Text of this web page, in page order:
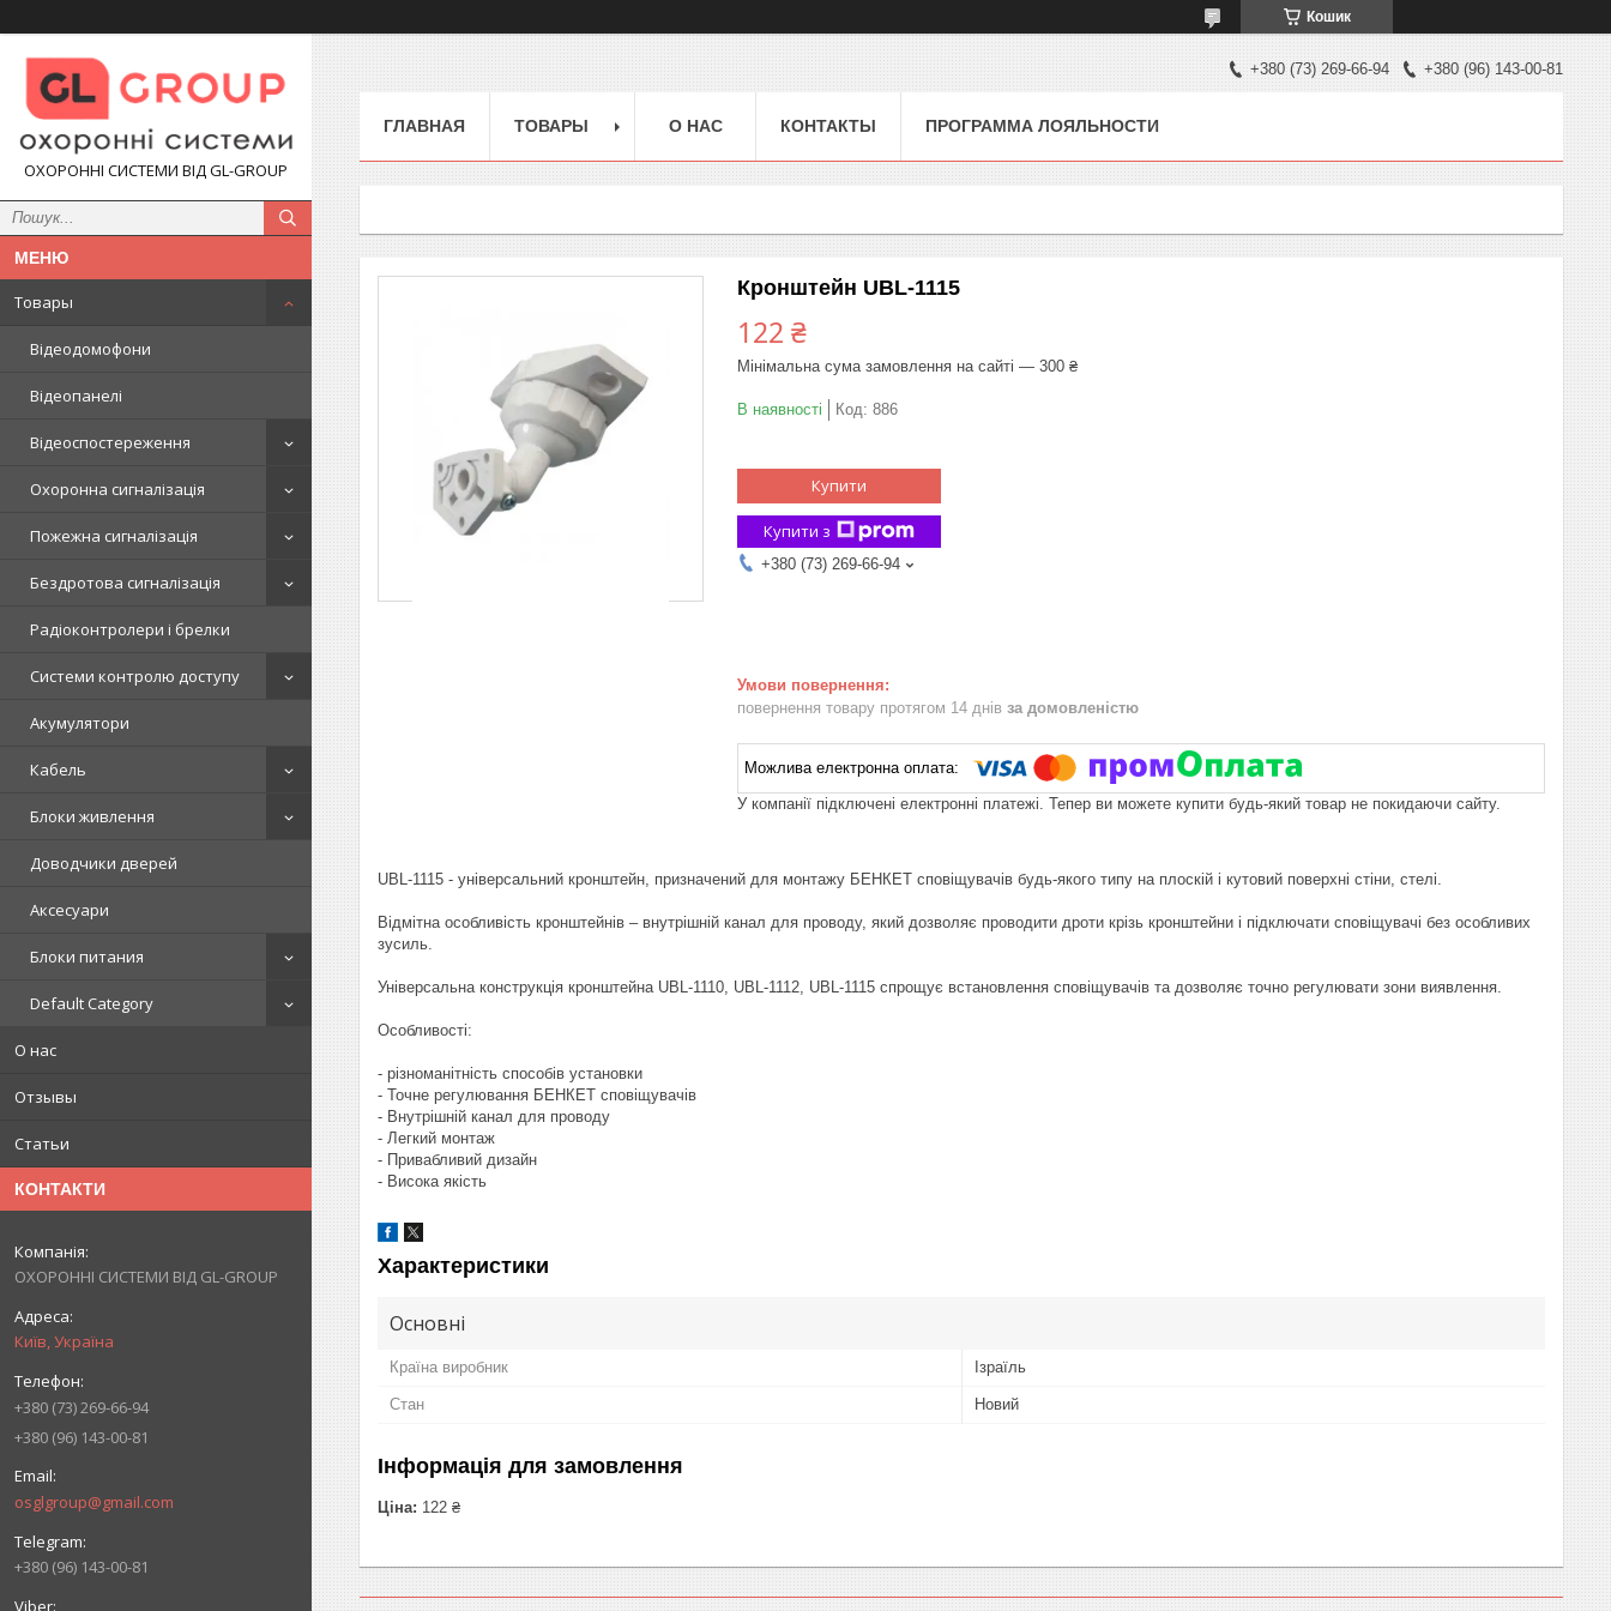
Кошик
ОХОРОННІ СИСТЕМИ ВІД GL-GROUP
Товары
Відеодомофони
Відеопанелі
Відеоспостереження
Охоронна сигналізація
Пожежна сигналізація
Бездротова сигналізація
Радіоконтролери і брелки
Системи контролю доступу
Акумулятори
Кабель
Блоки живлення
Доводчики дверей
Аксесуари
Блоки питания
Default Category
О нас
Отзывы
Статьи
КОНТАКТИ
ОХОРОННІ СИСТЕМИ ВІД GL-GROUP
Київ, Україна
+380 (73) 269-66-94
+380 (96) 143-00-81
osglgroup@gmail.com
+380 (96) 143-00-81
+380 (73) 269-66-94 +380 (96) 143-00-81
ГЛАВНАЯ ТОВАРЫ О НАС КОНТАКТЫ ПРОГРАММА ЛОЯЛЬНОСТИ
Кронштейн UBL-1115
122 ₴
Мінімальна сума замовлення на сайті — 300 ₴
В наявності Код: 886
Купити
Купити з
+380 (73) 269-66-94
повернення товару протягом 14 днів за домовленістю
У компанії підключені електронні платежі. Тепер ви можете купити будь-який товар не покидаючи сайту.
UBL-1115 - універсальний кронштейн, призначений для монтажу БЕНКЕТ сповіщувачів будь-якого типу на плоскій і кутовий поверхні стіни, стелі.
Відмітна особливість кронштейнів – внутрішній канал для проводу, який дозволяє проводити дроти крізь кронштейни і підключати сповіщувачі без особливих
зусиль.
Універсальна конструкція кронштейна UBL-1110, UBL-1112, UBL-1115 спрощує встановлення сповіщувачів та дозволяє точно регулювати зони виявлення.
Особливості:
- різноманітність способів установки
- Точне регулювання БЕНКЕТ сповіщувачів
- Внутрішній канал для проводу
- Легкий монтаж
- Привабливий дизайн
- Висока якість
Характеристики
Основні
Країна виробник Ізраїль
Стан Новий
Інформація для замовлення
Ціна: 122 ₴